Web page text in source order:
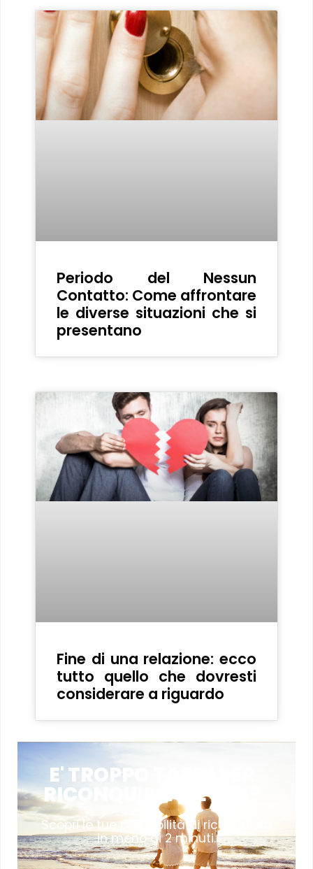
Periodo del Nessun
Contatto: Come affrontare
le diverse situazioni che si
presentano
Fine di una relazione: ecco
tutto quello che dovresti
considerare a riguardo
E' TROPPO TARDI PER
RICONQUISTARE L'EX?
Scopri le tue probabilità di riconquista
in meno di 2 minuti.